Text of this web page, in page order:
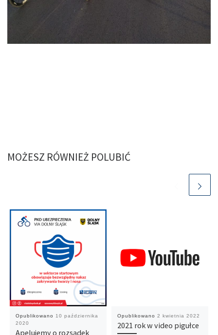
MOŻESZ RÓWNIEŻ POLUBIĆ
Opublikowano
10 października
2020
Apelujemy o rozsądek
Opublikowano 2 kwietnia 2022
2021 rok w video pigułce